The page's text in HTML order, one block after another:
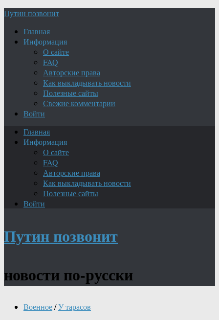
Путин позвонит
Главная
Информация
О сайте
FAQ
Авторские права
Как выкладывать новости
Полезные сайты
Свежие комментарии
Войти
Главная
Информация
О сайте
FAQ
Авторские права
Как выкладывать новости
Полезные сайты
Войти
Путин позвонит
новости по-русски
Военное/У тарасов